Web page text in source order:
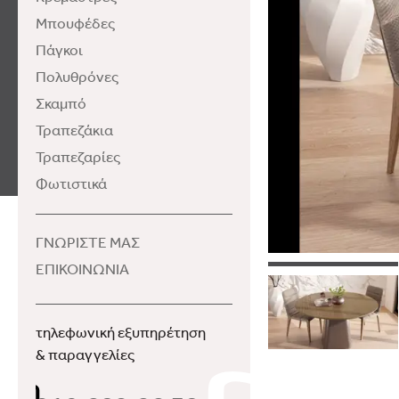
Μπουφέδες
Πάγκοι
Πολυθρόνες
Σκαμπό
Τραπεζάκια
Τραπεζαρίες
Φωτιστικά
ΓΝΩΡΙΣΤΕ ΜΑΣ
ΕΠΙΚΟΙΝΩΝΙΑ
τηλεφωνική εξυπηρέτηση
& παραγγελίες